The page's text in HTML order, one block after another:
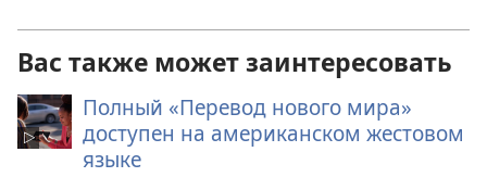
Вас также может заинтересовать
Полный «Перевод нового мира»
доступен на американском жестовом
языке